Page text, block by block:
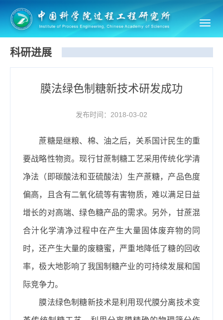
科研进展
膜法绿色制糖新技术研发成功
发布时间：2018-03-02
蔗糖是继粮、棉、油之后，关系国计民生的重
要战略性物资。现行甘蔗制糖工艺采用传统化学清
净法（即碳酸法和亚硫酸法）生产蔗糖，产品色度
偏高，且含有二氧化硫等有害物质，难以满足日益
增长的对高端、绿色糖产品的需求。另外，甘蔗混
合汁化学清净过程中在产生大量固体废弃物的同
时，还产生大量的废糖蜜，严重地降低了糖的回收
率，极大地影响了我国制糖产业的可持续发展和国
际竞争力。
膜法绿色制糖新技术是利用现代膜分离技术变